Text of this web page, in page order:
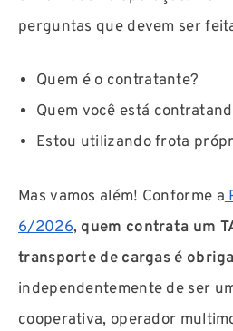
perguntas que devem ser
Quem é o contratante?
Quem você está
Estou utilizando frota
Mas vamos além! Conforme a
6/2026, quem contrata um
transporte de cargas é
independentemente de ser
cooperativa, operador